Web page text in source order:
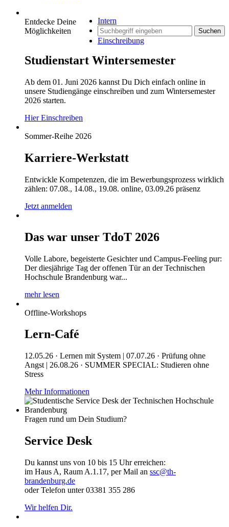
Intern
Suchen
Einschreibung
Entdecke Deine
Möglichkeiten
Studienstart Wintersemester
Ab dem 01. Juni 2026 kannst Du Dich einfach online in
unsere Studiengänge einschreiben und zum Wintersemester
2026 starten.
Hier Einschreiben
Sommer-Reihe 2026
Karriere-Werkstatt
Entwickle Kompetenzen, die im Bewerbungsprozess wirklich
zählen: 07.08., 14.08., 19.08. online, 03.09.26 präsenz
Jetzt anmelden
Das war unser TdoT 2026
Volle Labore, begeisterte Gesichter und Campus-Feeling pur:
Der diesjährige Tag der offenen Tür an der Technischen
Hochschule Brandenburg war...
mehr lesen
Offline-Workshops
Lern-Café
12.05.26 · Lernen mit System | 07.07.26 · Prüfung ohne
Angst | 26.08.26 · SUMMER SPECIAL: Studieren ohne
Stress
Mehr Informationen
Fragen rund um Dein Studium?
Service Desk
Du kannst uns von 10 bis 15 Uhr erreichen:
im Haus A, Raum A.1.17, per Mail an ssc@th-
brandenburg.de
oder Telefon unter 03381 355 286
Wir helfen Dir.